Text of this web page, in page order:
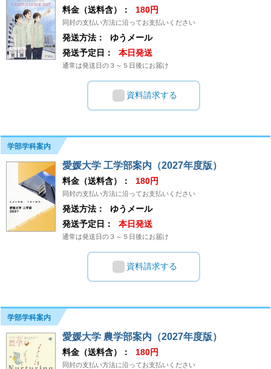
料金（送料含）： 180円
同封の支払い方法に沿ってお支払いください
発送方法：
ゆうメール
発送予定日：
本日発送
通常は発送日の３～５日後にお届け
資料請求する
学部学科案内
愛媛大学 工学部案内（2027年度版）
料金（送料含）： 180円
同封の支払い方法に沿ってお支払いください
発送方法：
ゆうメール
発送予定日：
本日発送
通常は発送日の３～５日後にお届け
資料請求する
学部学科案内
愛媛大学 農学部案内（2027年度版）
料金（送料含）： 180円
同封の支払い方法に沿ってお支払いください